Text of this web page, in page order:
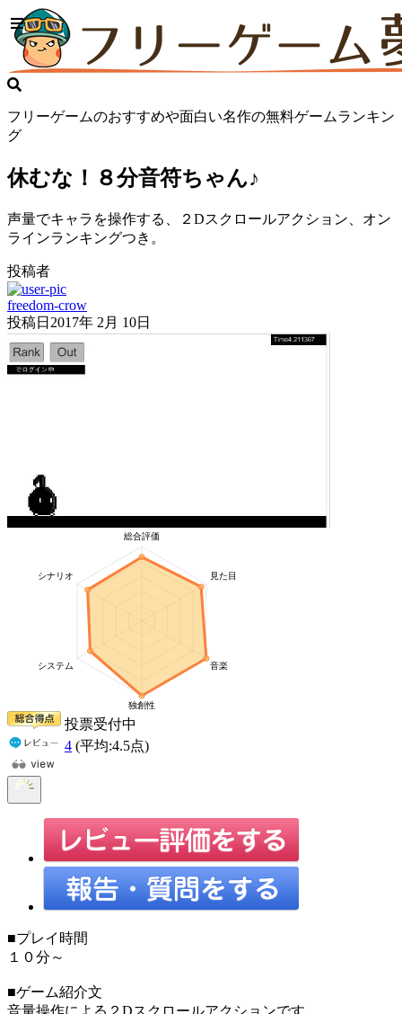
フリーゲームのおすすめや面白い名作の無料ゲームランキン
グ
休むな！８分音符ちゃん♪
声量でキャラを操作する、２Dスクロールアクション、オン
ラインランキングつき。
投稿者
freedom-crow
投稿日 2017年 2月 10日
投票受付中
4 (平均:4.5点)
■プレイ時間
１０分～
■ゲーム紹介文
音量操作による２Dスクロールアクションです。